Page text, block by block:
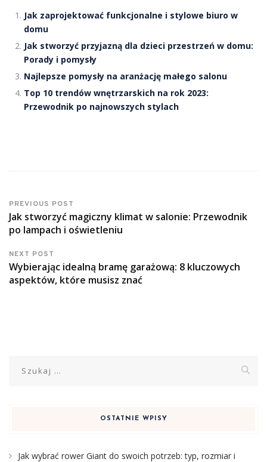
Jak zaprojektować funkcjonalne i stylowe biuro w
domu
Jak stworzyć przyjazną dla dzieci przestrzeń w domu:
Porady i pomysły
Najlepsze pomysły na aranżację małego salonu
Top 10 trendów wnętrzarskich na rok 2023:
Przewodnik po najnowszych stylach
PREVIOUS POST
Jak stworzyć magiczny klimat w salonie: Przewodnik
po lampach i oświetleniu
NEXT POST
Wybierając idealną bramę garażową: 8 kluczowych
aspektów, które musisz znać
OSTATNIE WPISY
Jak wybrać rower Giant do swoich potrzeb: typ, rozmiar i